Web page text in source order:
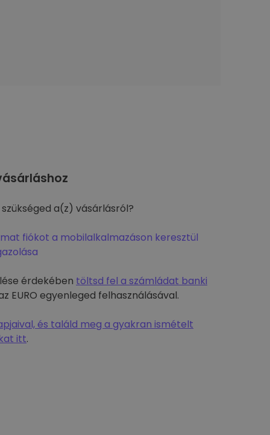
a(z) vásárlásról?
fiókot a mobilalkalmazáson keresztül
érdekében töltsd fel a számládat banki
EURO egyenleged felhasználásával.
és találd meg a gyakran ismételt
itt.